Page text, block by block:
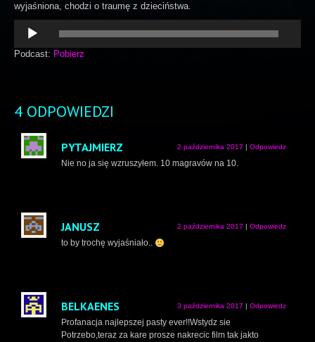
wyjaśniona, chodzi o traumę z dzieciństwa.
Odtwarzacz
plików
dźwiękowych
Podcast: Pobierz
4 ODPOWIEDZI
PYTAJMIERZ 2 października 2017 Odpowiedz
Nie no ja się wzruszyłem. 10 magravów na 10.
JANUSZ 2 października 2017 Odpowiedz
to by trochę wyjaśniało..
BELKAENES 3 października 2017 Odpowiedz
Profanacja najlepszej pasty ever!!Wstydz sie
Potrzebo,teraz za kare prosze nakrecic film tak jakto